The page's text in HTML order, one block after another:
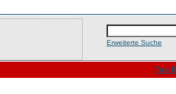
Erweiterte Suche
Top